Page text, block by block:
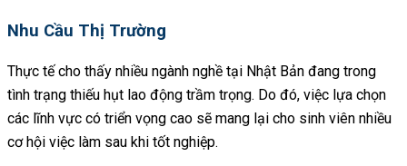
Nhu Cầu Thị Trường
Thực tế cho thấy nhiều ngành nghề tại Nhật Bản đang trong
tình trạng thiếu hụt lao động trầm trọng. Do đó, việc lựa chọn
các lĩnh vực có triển vọng cao sẽ mang lại cho sinh viên nhiều
cơ hội việc làm sau khi tốt nghiệp.